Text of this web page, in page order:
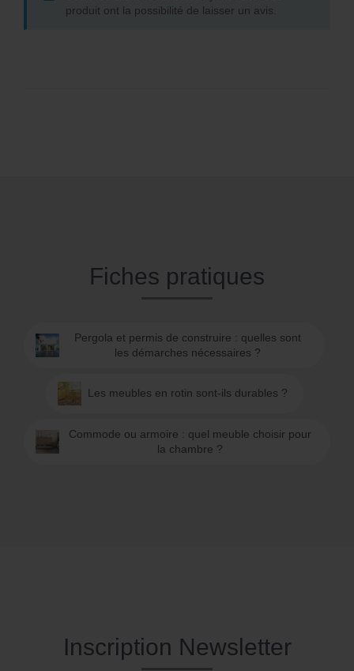
produit ont la possibilité de laisser un avis.
Fiches pratiques
Pergola et permis de construire : quelles sont
les démarches nécessaires ?
Les meubles en rotin sont-ils durables ?
Commode ou armoire : quel meuble choisir pour
la chambre ?
Inscription Newsletter